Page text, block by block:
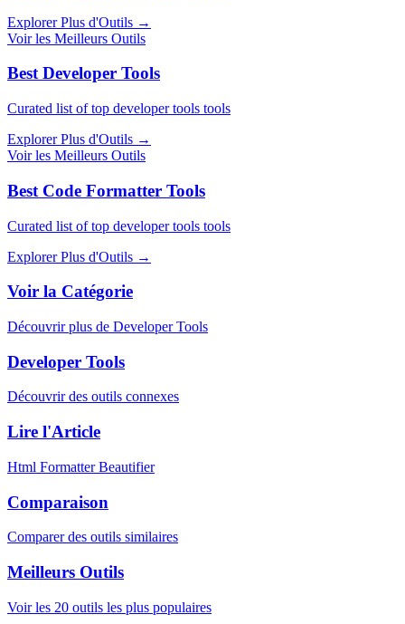
Explorer Plus d'Outils →
Voir les Meilleurs Outils
Best Developer Tools
Curated list of top developer tools tools
Explorer Plus d'Outils →
Voir les Meilleurs Outils
Best Code Formatter Tools
Curated list of top developer tools tools
Explorer Plus d'Outils →
Voir la Catégorie
Découvrir plus de Developer Tools
Developer Tools
Découvrir des outils connexes
Lire l'Article
Html Formatter Beautifier
Comparaison
Comparer des outils similaires
Meilleurs Outils
Voir les 20 outils les plus populaires